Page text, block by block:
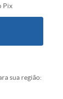
Pix
sua região: